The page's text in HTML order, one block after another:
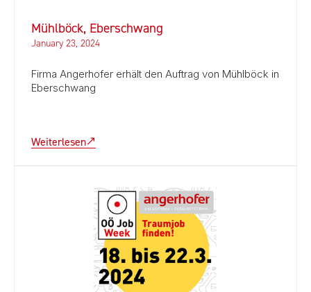
Mühlböck, Eberschwang
January 23, 2024
Firma Angerhofer erhält den Auftrag von Mühlböck in
Eberschwang
Weiterlesen